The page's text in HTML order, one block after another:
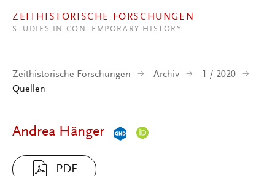
ZEITHISTORISCHE FORSCHUNGEN
STUDIES IN CONTEMPORARY HISTORY
Zeithistorische Forschungen Archiv
1 / 2020
Quellen
Andrea Hänger
PDF